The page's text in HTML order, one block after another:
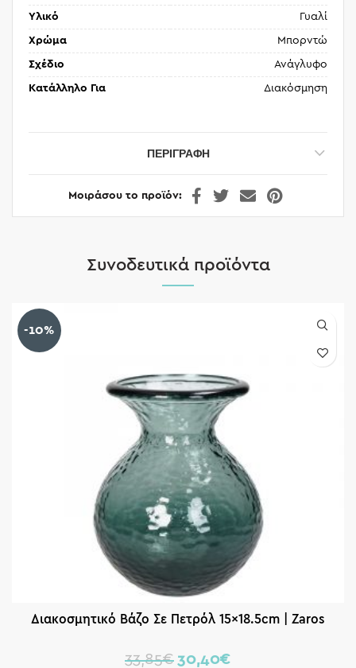
Υλικό Γυαλί
Χρώμα Μπορντώ
Σχέδιο Ανάγλυφο
Κατάλληλο Για Διακόσμηση
ΠΕΡΙΓΡΑΦΉ
Μοιράσου το προϊόν
Συνοδευτικά προϊόντα
-10%
Διακοσμητικό Βάζο Σε Πετρόλ 15×18.5cm | Zaros
33,85€ 30,40€